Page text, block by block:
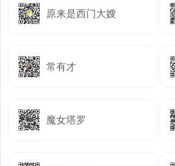
原来是西门大嫂
常有才
魔女塔罗